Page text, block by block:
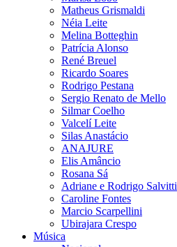
Matheus Grismaldi
Néia Leite
Melina Botteghin
Patrícia Alonso
René Breuel
Ricardo Soares
Rodrigo Pestana
Sergio Renato de Mello
Silmar Coelho
Valcelí Leite
Silas Anastácio
ANAJURE
Elis Amâncio
Rosana Sá
Adriane e Rodrigo Salvitti
Caroline Fontes
Marcio Scarpellini
Ubirajara Crespo
Música